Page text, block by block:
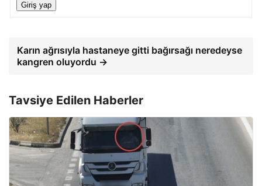
Giriş yap
Karın ağrısıyla hastaneye gitti bağırsağı neredeyse
kangren oluyordu →
Tavsiye Edilen Haberler